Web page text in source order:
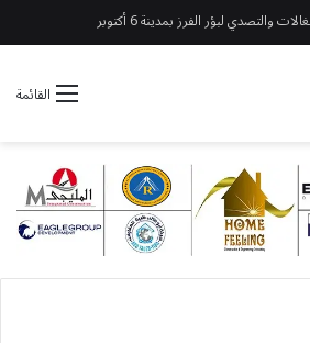
والتصدي لبؤر الفرز بمدينة 6 أكتوبر
القائمة